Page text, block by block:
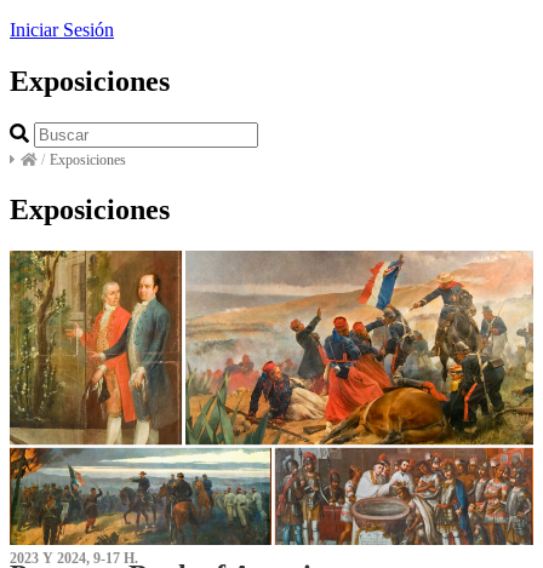
Iniciar Sesión
Exposiciones
/ Exposiciones
Exposiciones
2023 Y 2024, 9-17 H.